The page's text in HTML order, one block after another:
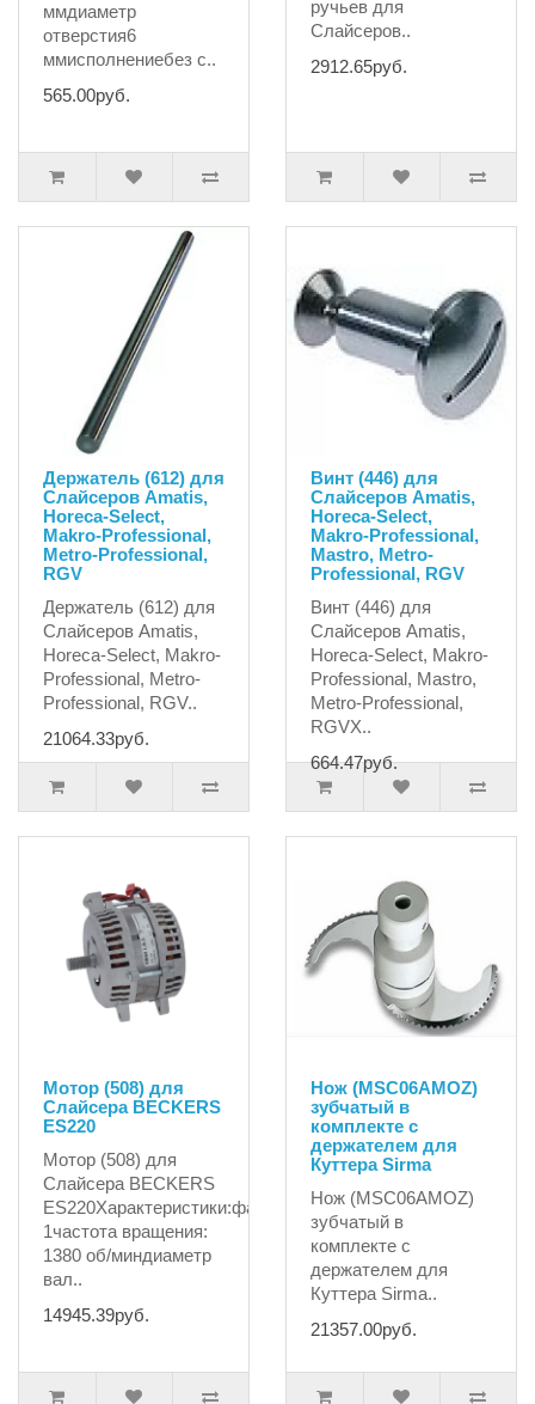
ммдиаметр
отверстия6
ммисполнениебез с..
565.00руб.
ручьев для
Слайсеров..
2912.65руб.
Держатель (612) для
Слайсеров Amatis,
Horeca-Select,
Makro-Professional,
Metro-Professional,
RGV
Держатель (612) для
Слайсеров Amatis,
Horeca-Select, Makro-
Professional, Metro-
Professional, RGV..
21064.33руб.
Винт (446) для
Слайсеров Amatis,
Horeca-Select,
Makro-Professional,
Mastro, Metro-
Professional, RGV
Винт (446) для
Слайсеров Amatis,
Horeca-Select, Makro-
Professional, Mastro,
Metro-Professional,
RGVХ..
664.47руб.
Мотор (508) для
Слайсера BECKERS
ES220
Мотор (508) для
Слайсера BECKERS
ES220Характеристики:фазы:
1частота вращения:
1380 об/миндиаметр
вал..
14945.39руб.
Нож (MSC06AMOZ)
зубчатый в
комплекте с
держателем для
Куттера Sirma
Нож (MSC06AMOZ)
зубчатый в
комплекте с
держателем для
Куттера Sirma..
21357.00руб.